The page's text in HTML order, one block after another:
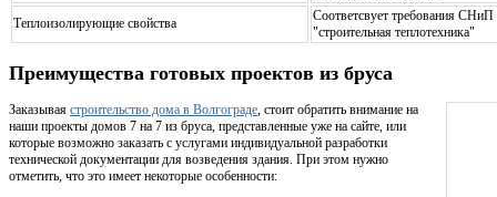
Теплоизолирующие свойства
Соответсвует требования
"строительная теплотехника"
Преимущества готовых проектов из бруса
Заказывая строительство дома в Волгограде, стоит обратить внимание на
наши проекты домов 7 на 7 из бруса, представленные уже на сайте, или
которые возможно заказать с услугами индивидуальной разработки
технической документации для возведения здания. При этом нужно
отметить, что это имеет некоторые особенности: